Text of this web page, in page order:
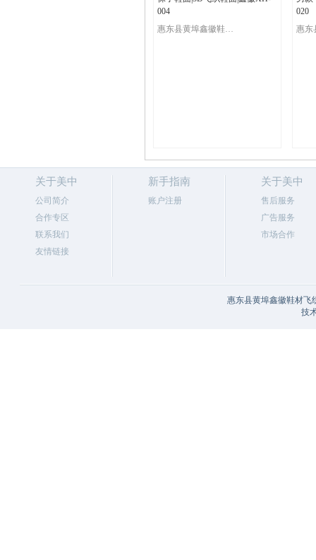
004
惠东县黄埠鑫徽鞋材飞织厂
020
关于美中
公司简介
合作专区
联系我们
友情链接
新手指南
账户注册
关于美中
售后服务
广告服务
市场合作
惠东县黄埠鑫徽鞋材飞
技